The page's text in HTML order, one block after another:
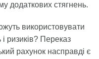
додаткових стягнень.
використовувати
ризиків? Переказ
рахунок насправді є